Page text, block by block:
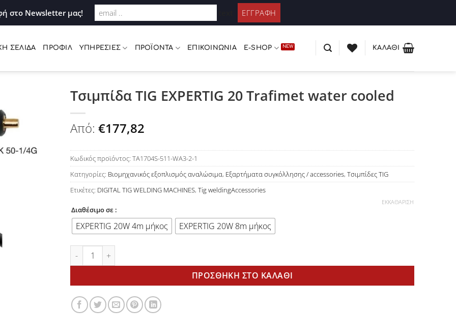
Σύνδεση / Εγγραφή
ΣΕΛΊΔΑ ΠΡΟΦΊΛ ΥΠΗΡΕΣΊΕΣ ΠΡΟΪΌΝΤΑ ΕΠΙΚΟΙΝΩΝΊΑ E-SHOP ΚΑΛΆΘΙ
Προσθήκη
στη Λίστα
Τσιμπίδα TIG EXPERTIG 20 Trafimet water cooled
Από:€177,82
Κωδικός προϊόντος:TA1704S-511-WA3-2-1
Κατηγορίες: Βιομηχανικός εξοπλισμός αναλώσιμα, Εξαρτήματα συγκόλλησης / accessories,Τσιμπίδες TIG
Ετικέτες: DIGITAL TIG WELDING MACHINES,Tig weldingAccessories
Διαθέσιμο σε :
EXPERTIG 20W 4m μήκος EXPERTIG 20W 8m μήκος
ΕΚΚΑΘΆΡΙΣΗ
Τσιμπίδα TIG EXPERTIG 20 Trafimet water cooled ποσότητα
ΠΡΟΣΘΉΚΗ ΣΤΟ ΚΑΛΆΘΙ
στο Newsletter μας!